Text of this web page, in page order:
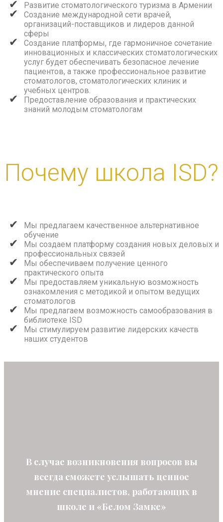
Развитие стоматологического туризма в Армении
Создание международной сети врачей,
организаций-поставщиков и лидеров данной
сферы
Создание платформы, где гармоничное сочетание
инновационных и классических стоматологических
услуг будет обеспечивать безопасное лечение
пациентов, а также профессиональное развитие
стоматологов, стоматологических клиник и
учебных центров.
Предоставление образования и практических
знаний молодым стоматологам
Почему школа ISD?
Мы предлагаем качественное альтернативное
обучение
Мы создаем платформу создания новых деловых и
профессиональных связей
Мы обеспечиваем получение ценного
практического опыта
Мы предоставляем уникальную возможность
ознакомления с методикой и опытом ведущих
стоматологов
Мы предлагаем возможность самообразования в
библиотеке ISD
Мы стимулируем развитие лидерских качеств
наших студентов
В случае возникновения вопросов вы
всегда сможете услышать ценное
мнение специалистов, работающих в
школе и «Белом Замке»